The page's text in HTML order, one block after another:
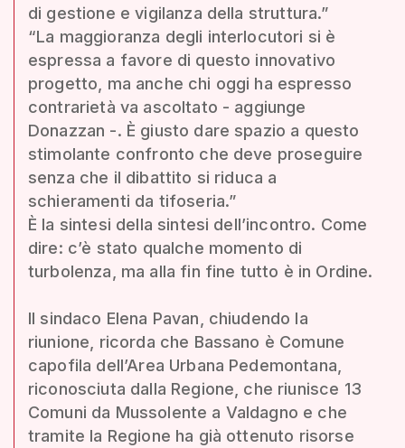
di gestione e vigilanza della struttura.”
“La maggioranza degli interlocutori si è
espressa a favore di questo innovativo
progetto, ma anche chi oggi ha espresso
contrarietà va ascoltato - aggiunge
Donazzan -. È giusto dare spazio a questo
stimolante confronto che deve proseguire
senza che il dibattito si riduca a
schieramenti da tifoseria.”
È la sintesi della sintesi dell’incontro. Come
dire: c’è stato qualche momento di
turbolenza, ma alla fin fine tutto è in Ordine.
Il sindaco Elena Pavan, chiudendo la
riunione, ricorda che Bassano è Comune
capofila dell’Area Urbana Pedemontana,
riconosciuta dalla Regione, che riunisce 13
Comuni da Mussolente a Valdagno e che
tramite la Regione ha già ottenuto risorse